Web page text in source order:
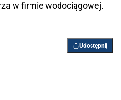
w firmie wodociągowej.
Udostępnij